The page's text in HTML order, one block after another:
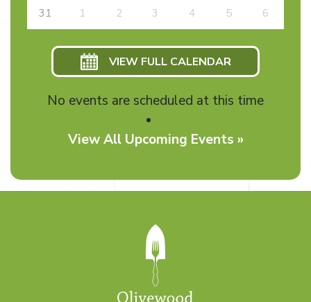
31 1 2 3 4 5 6
VIEW FULL CALENDAR
No events are scheduled at this time
View All Upcoming Events »